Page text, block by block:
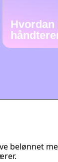
Hvordan
belønnet